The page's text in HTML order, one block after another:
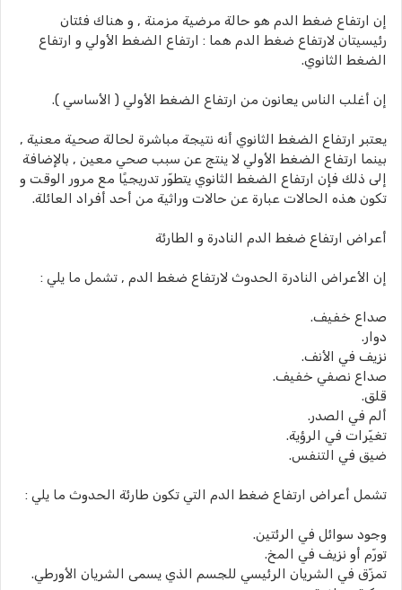
إن ارتفاع ضغط الدم هو حالة مرضية مزمنة , و هناك فئتان
رئيسيتان لارتفاع ضغط الدم هما : ارتفاع الضغط الأولي و ارتفاع
الضغط الثانوي.
إن أغلب الناس يعانون من ارتفاع الضغط الأولي ( الأساسي ).
يعتبر ارتفاع الضغط الثانوي أنه نتيجة مباشرة لحالة صحية معنية ,
بينما ارتفاع الضغط الأولي لا ينتج عن سبب صحي معين , بالإضافة
إلى ذلك فإن ارتفاع الضغط الثانوي يتطوّر تدريجيًا مع مرور الوقت و
تكون هذه الحالات عبارة عن حالات وراثية من أحد أفراد العائلة.
أعراض ارتفاع ضغط الدم النادرة و الطارئة
إن الأعراض النادرة الحدوث لارتفاع ضغط الدم , تشمل ما يلي :
صداع خفيف.
دوار.
نزيف في الأنف.
صداع نصفي خفيف.
قلق.
ألم في الصدر.
تغيّرات في الرؤية.
ضيق في التنفس.
تشمل أعراض ارتفاع ضغط الدم التي تكون طارئة الحدوث ما يلي :
وجود سوائل في الرئتين.
تورّم أو نزيف في المخ.
تمزّق في الشريان الرئيسي للجسم الذي يسمى الشريان الأورطي.